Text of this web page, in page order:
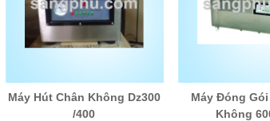
Máy Hút Chân Không Dz300
/400
Máy Đóng
Không